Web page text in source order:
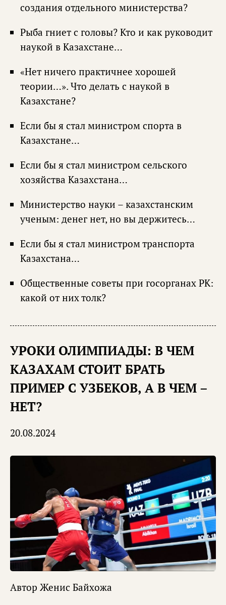
создания отдельного министерства?
Рыба гниет с головы? Кто и как руководит
наукой в Казахстане…
«Нет ничего практичнее хорошей
теории…». Что делать с наукой в
Казахстане?
Если бы я стал министром спорта в
Казахстане…
Если бы я стал министром сельского
хозяйства Казахстана…
Министерство науки – казахстанским
ученым: денег нет, но вы держитесь…
Если бы я стал министром транспорта
Казахстана…
Общественные советы при госорганах РК:
какой от них толк?
УРОКИ ОЛИМПИАДЫ: В ЧЕМ
КАЗАХАМ СТОИТ БРАТЬ
ПРИМЕР С УЗБЕКОВ, А В ЧЕМ –
НЕТ?
20.08.2024
Автор Женис Байхожа